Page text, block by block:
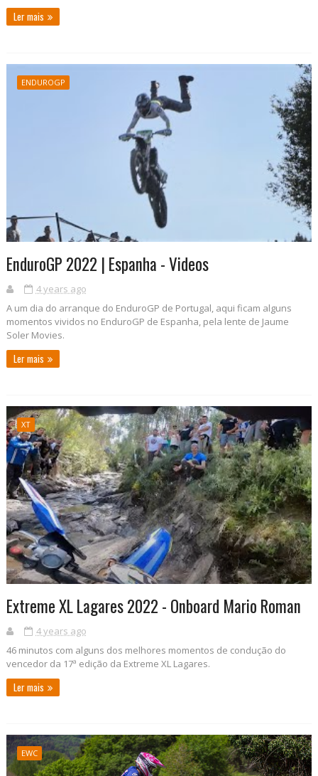
Ler mais
ENDUROGP
EnduroGP 2022 | Espanha - Videos
4 years ago
A um dia do arranque do EnduroGP de Portugal, aqui ficam alguns
momentos vividos no EnduroGP de Espanha, pela lente de Jaume
Soler Movies.
Ler mais
XT
Extreme XL Lagares 2022 - Onboard Mario Roman
4 years ago
46 minutos com alguns dos melhores momentos de condução do
vencedor da 17ª edição da Extreme XL Lagares.
Ler mais
EWC